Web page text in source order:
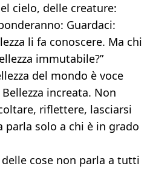
cielo, delle creature:
Guardaci:
li fa conoscere. Ma chi
immutabile?”
del mondo è voce
increata. Non
riflettere, lasciarsi
parla solo a chi è in grado
delle cose non parla a tutti